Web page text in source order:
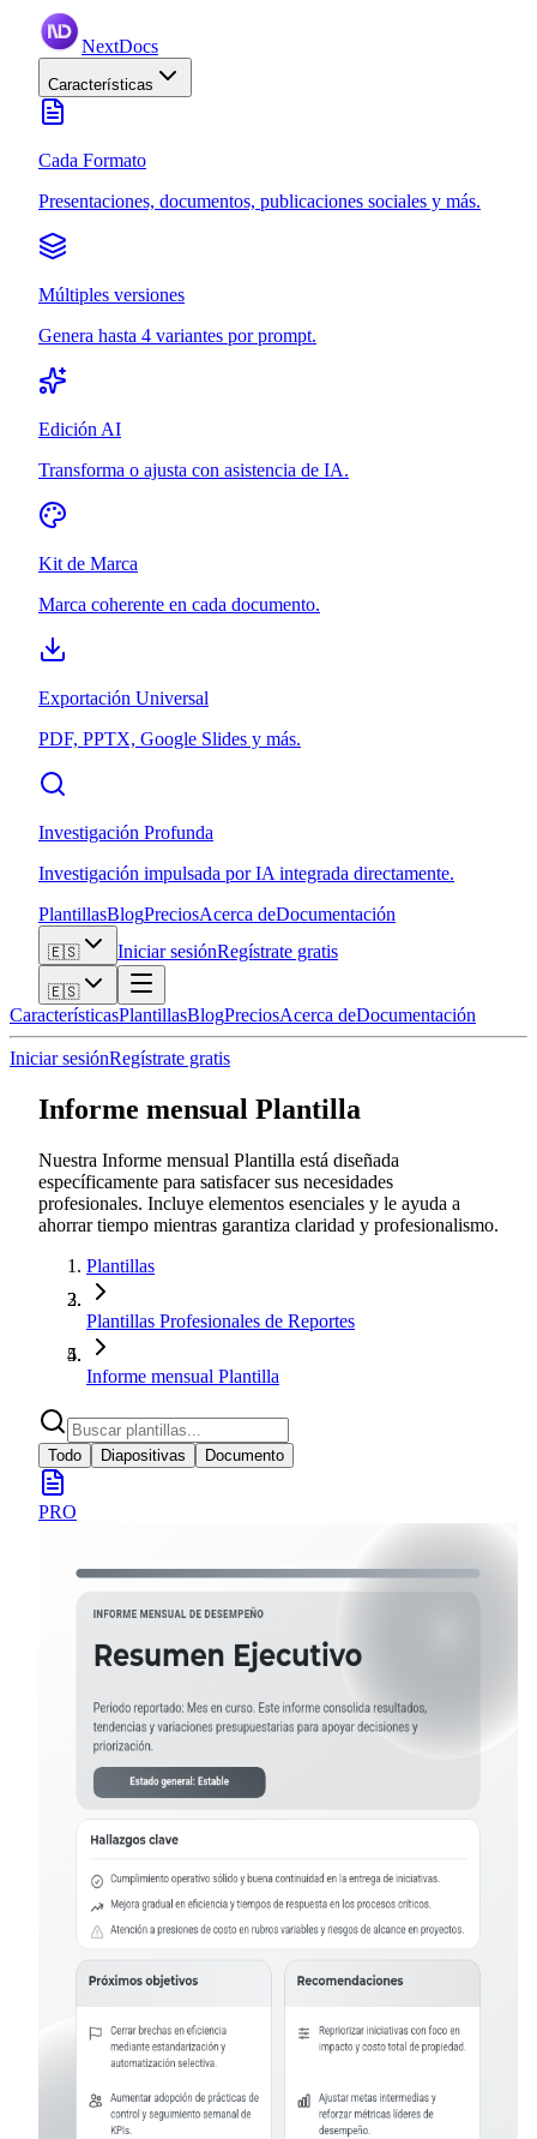
NextDocs
Características
Cada Formato
Presentaciones, documentos, publicaciones sociales y más.
Múltiples versiones
Genera hasta 4 variantes por prompt.
Edición AI
Transforma o ajusta con asistencia de IA.
Kit de Marca
Marca coherente en cada documento.
Exportación Universal
PDF, PPTX, Google Slides y más.
Investigación Profunda
Investigación impulsada por IA integrada directamente.
PlantillasBlogPreciosAcerca deDocumentación
🇪🇸 Iniciar sesiónRegístrate gratis
🇪🇸
CaracterísticasPlantillasBlogPreciosAcerca deDocumentación
Iniciar sesiónRegístrate gratis
Informe mensual Plantilla
Nuestra Informe mensual Plantilla está diseñada
específicamente para satisfacer sus necesidades
profesionales. Incluye elementos esenciales y le ayuda a
ahorrar tiempo mientras garantiza claridad y profesionalismo.
Plantillas
Plantillas Profesionales de Reportes
Informe mensual Plantilla
Todo Diapositivas Documento
PRO